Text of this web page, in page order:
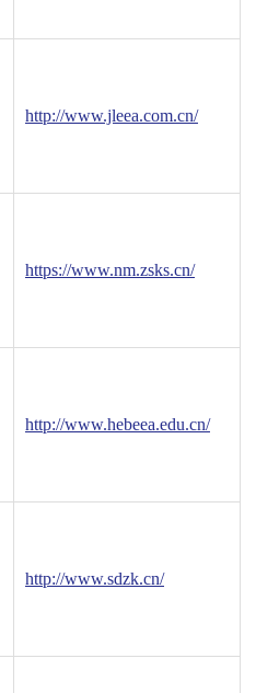
http://www.jleea.com.cn/
https://www.nm.zsks.cn/
http://www.hebeea.edu.cn/
http://www.sdzk.cn/